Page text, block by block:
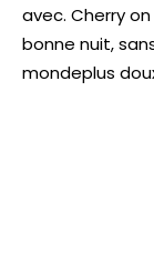
avec. Cherry
bonne nuit,
mondeplus